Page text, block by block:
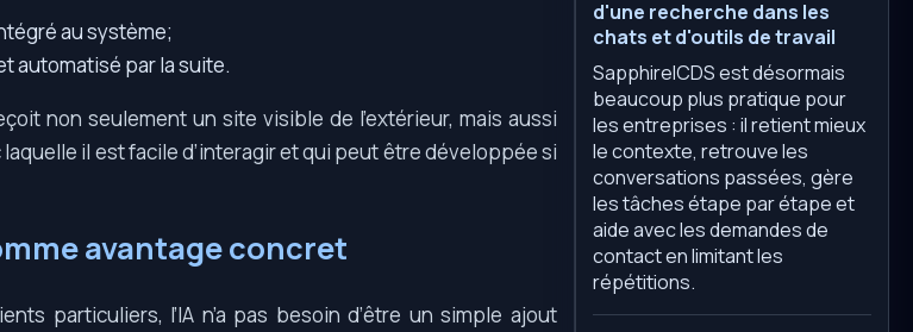
au système;
automatisé par la suite.
non seulement un site visible de l’extérieur, mais aussi
il est facile d’interagir et qui peut être développée si
avantage concret
particuliers, l’IA n’a pas besoin d’être un simple ajout
d'une recherche dans les
chats et d'outils de travail
SapphireICDS est désormais
beaucoup plus pratique pour
les entreprises : il retient mieux
le contexte, retrouve les
conversations passées, gère
les tâches étape par étape et
aide avec les demandes de
contact en limitant les
répétitions.